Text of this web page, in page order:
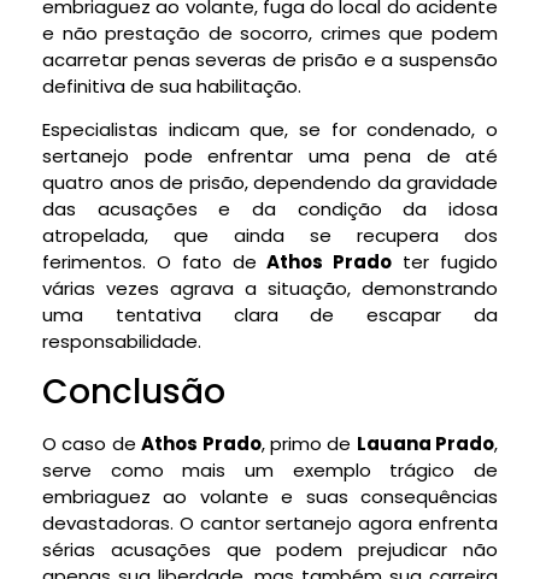
embriaguez ao volante, fuga do local do acidente
e não prestação de socorro, crimes que podem
acarretar penas severas de prisão e a suspensão
definitiva de sua habilitação.
Especialistas indicam que, se for condenado, o
sertanejo pode enfrentar uma pena de até
quatro anos de prisão, dependendo da gravidade
das acusações e da condição da idosa
atropelada, que ainda se recupera dos
ferimentos. O fato deAthos Prado ter fugido
várias vezes agrava a situação, demonstrando
uma tentativa clara de escapar da
responsabilidade.
Conclusão
O caso deAthos Prado, primo de Lauana Prado,
serve como mais um exemplo trágico de
embriaguez ao volante e suas consequências
devastadoras. O cantor sertanejo agora enfrenta
sérias acusações que podem prejudicar não